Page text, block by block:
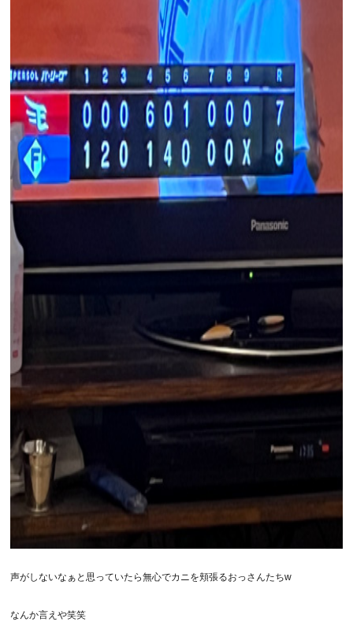
声がしないなぁと思っていたら無心でカニを頬張るおっさんたちw
なんか言えや笑笑